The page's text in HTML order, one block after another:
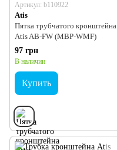
Артикул: b110922
Atis
Пятка трубчатого кронштейна
Atis AB-FW (MBP-WMF)
97 грн
В наличии
Купить